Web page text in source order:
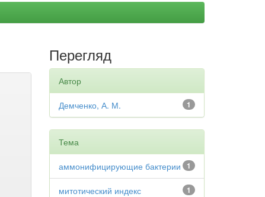
Перегляд
Автор
1
Демченко, А. М.
Тема
1
аммонифицирующие бактерии
1
митотический индекс